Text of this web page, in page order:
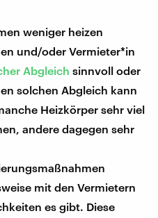
weniger heizen
und/oder Vermieter*in
Abgleich sinnvoll oder
solchen Abgleich kann
Heizkörper sehr viel
andere dagegen sehr
mit den Vermietern
es gibt. Diese